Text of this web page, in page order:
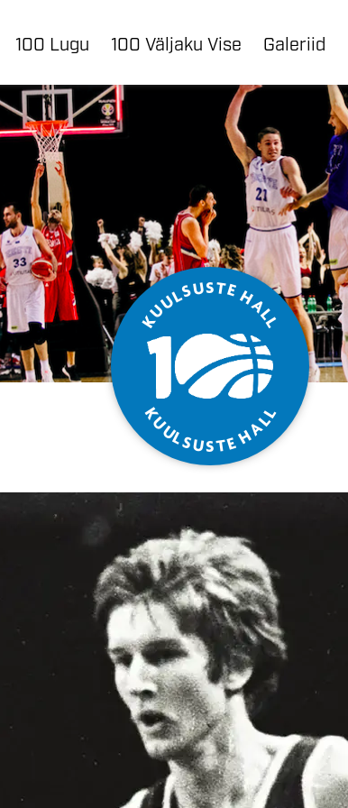
100 Lugu 100 Väljaku Vise Galeriid
K
UULSUSTEHAL
L
K
UULSUSTEHAL
L